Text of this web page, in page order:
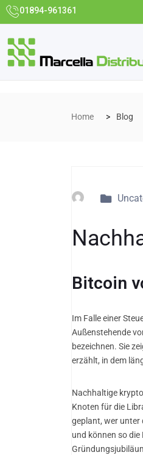
01894-961361
Home Blog
Bitcoin
Im Falle einer
Außenstehende
bezeichnen. Sie
erzählt, in dem
Nachhaltige
Knoten für die
geplant, wer unter
und können so